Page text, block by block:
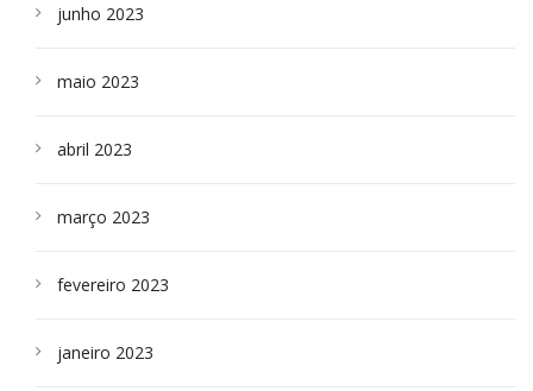
junho 2023
maio 2023
abril 2023
março 2023
fevereiro 2023
janeiro 2023